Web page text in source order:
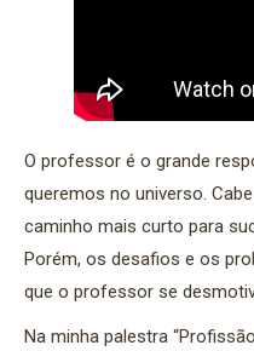
O professor é o grande
queremos no universo.
caminho mais curto para
Porém, os desafios e os
que o professor se
Na minha palestra